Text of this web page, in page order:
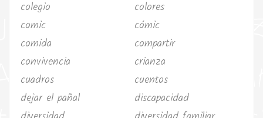
colegio
colores
comic
cómic
comida
compartir
convivencia
crianza
cuadros
cuentos
dejar el pañal
discapacidad